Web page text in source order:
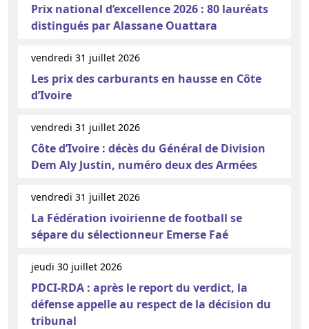
Prix national d’excellence 2026 : 80 lauréats
distingués par Alassane Ouattara
vendredi 31 juillet 2026
Les prix des carburants en hausse en Côte
d’Ivoire
vendredi 31 juillet 2026
Côte d’Ivoire : décès du Général de Division
Dem Aly Justin, numéro deux des Armées
vendredi 31 juillet 2026
La Fédération ivoirienne de football se
sépare du sélectionneur Emerse Faé
jeudi 30 juillet 2026
PDCI-RDA : après le report du verdict, la
défense appelle au respect de la décision du
tribunal